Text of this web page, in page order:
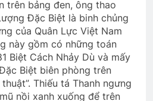
Bông cỏ may
2 Years Ago
trên bảng đen, ông thao
Đặc Biệt là binh chủng
của Quân Lực Việt Nam
này gồm có những toán
Biệt Cách Nhảy Dù và mấy
Biệt biên phòng trên
Thiếu tá Thanh ngưng
nồi xanh xuống để trên